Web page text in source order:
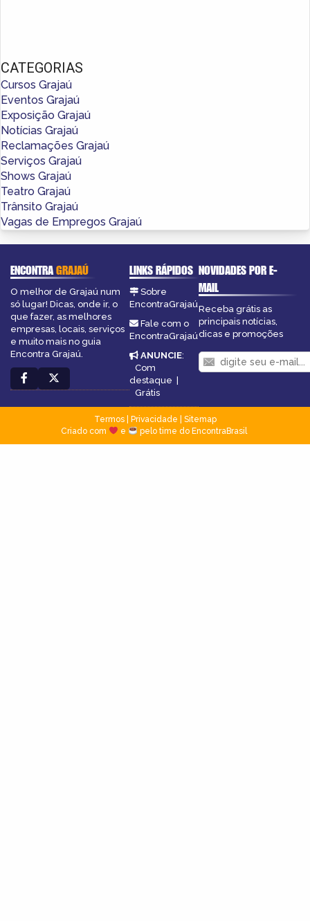
CATEGORIAS
Cursos Grajaú
Eventos Grajaú
Exposição Grajaú
Notícias Grajaú
Reclamações Grajaú
Serviços Grajaú
Shows Grajaú
Teatro Grajaú
Trânsito Grajaú
Vagas de Empregos Grajaú
ENCONTRAGRAJAÚ
O melhor de Grajaú num
só lugar! Dicas, onde ir, o
que fazer, as melhores
empresas, locais, serviços
e muito mais no guia
Encontra Grajaú.
LINKS RÁPIDOS
Sobre
EncontraGrajaú
Fale com o
EncontraGrajaú
ANUNCIE:
Com
destaque
Grátis
NOVIDADES POR E-
MAIL
Receba grátis as
principais notícias,
dicas e promoções
Termos| Privacidade
Sitemap
Criado com
e pelo time do EncontraBrasil